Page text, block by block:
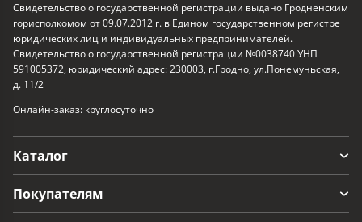
Свидетельство о государственной регистрации выдано Гродненским
горисполкомом от 09.07.2012 г. в Едином государственном регистре
юридических лиц и индивидуальных предпринимателей.
Свидетельство о государственной регистрации №0038740 УНП
591005372, юридический адрес: 230003, г.Гродно, ул.Понемуньская,
д. 11/2
Онлайн-заказ: круглосуточно
Каталог
Покупателям